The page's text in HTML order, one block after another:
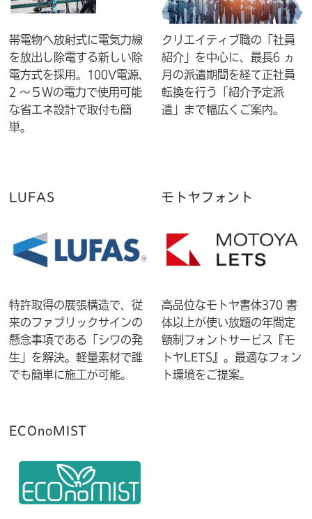
帯電物へ放射式に電気力線
を放出し除電する新しい除
電方式を採用。100V電源、
2 ～５Wの電力で使用可能
な省エネ設計で取付も簡
単。
クリエイティブ職の「社員
紹介」を中心に、最長6 ヵ
月の派遣期間を経て正社員
転換を行う「紹介予定派
遣」まで幅広くご案内。
LUFAS
特許取得の展張構造で、従
来のファブリックサインの
懸念事項である「シワの発
生」を解決。軽量素材で誰
でも簡単に施工が可能。
モトヤフォント
高品位なモトヤ書体370 書
体以上が使い放題の年間定
額制フォントサービス『モ
トヤLETS』。最適なフォン
ト環境をご提案。
ECOnoMIST